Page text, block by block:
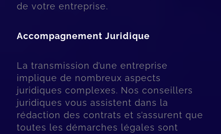
de votre entreprise.
Accompagnement Juridique
La transmission d’une entreprise
implique de nombreux aspects
juridiques complexes. Nos conseillers
juridiques vous assistent dans la
rédaction des contrats et s’assurent que
toutes les démarches légales sont